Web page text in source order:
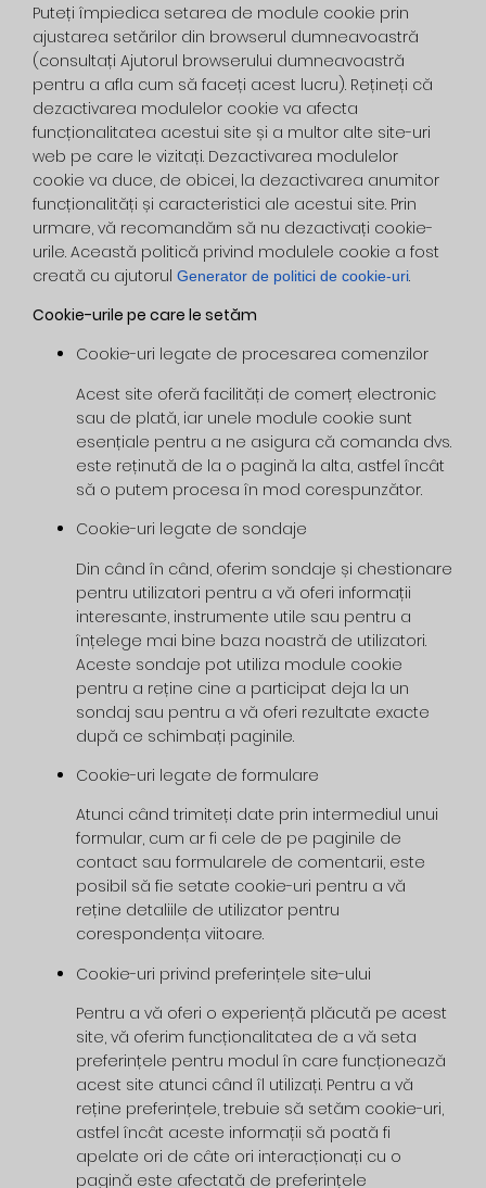
Puteți împiedica setarea de module cookie prin
ajustarea setărilor din browserul dumneavoastră
(consultați Ajutorul browserului dumneavoastră
pentru a afla cum să faceți acest lucru). Rețineți că
dezactivarea modulelor cookie va afecta
funcționalitatea acestui site și a multor alte site-uri
web pe care le vizitați. Dezactivarea modulelor
cookie va duce, de obicei, la dezactivarea anumitor
funcționalități și caracteristici ale acestui site. Prin
urmare, vă recomandăm să nu dezactivați cookie-
urile. Această politică privind modulele cookie a fost
creată cu ajutorul Generator de politici de cookie-uri.
Cookie-urile pe care le setăm
Cookie-uri legate de procesarea comenzilor
Acest site oferă facilități de comerț electronic
sau de plată, iar unele module cookie sunt
esențiale pentru a ne asigura că comanda dvs.
este reținută de la o pagină la alta, astfel încât
să o putem procesa în mod corespunzător.
Cookie-uri legate de sondaje
Din când în când, oferim sondaje și chestionare
pentru utilizatori pentru a vă oferi informații
interesante, instrumente utile sau pentru a
înțelege mai bine baza noastră de utilizatori.
Aceste sondaje pot utiliza module cookie
pentru a reține cine a participat deja la un
sondaj sau pentru a vă oferi rezultate exacte
după ce schimbați paginile.
Cookie-uri legate de formulare
Atunci când trimiteți date prin intermediul unui
formular, cum ar fi cele de pe paginile de
contact sau formularele de comentarii, este
posibil să fie setate cookie-uri pentru a vă
reține detaliile de utilizator pentru
corespondența viitoare.
Cookie-uri privind preferințele site-ului
Pentru a vă oferi o experiență plăcută pe acest
site, vă oferim funcționalitatea de a vă seta
preferințele pentru modul în care funcționează
acest site atunci când îl utilizați. Pentru a vă
reține preferințele, trebuie să setăm cookie-uri,
astfel încât aceste informații să poată fi
apelate ori de câte ori interacționați cu o
pagină este afectată de preferințele